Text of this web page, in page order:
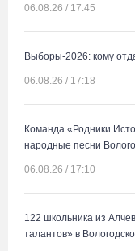
06.08.26 / 17:45
Выборы-2026: кому
06.08.26 / 17:18
Команда
народные песни
06.08.26 / 17:10
122 школьника из
талантов» в